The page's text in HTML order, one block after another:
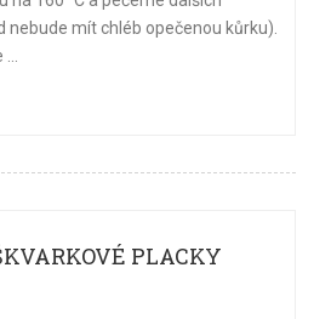
nebude mít chléb opečenou kůrku).
PLACKY